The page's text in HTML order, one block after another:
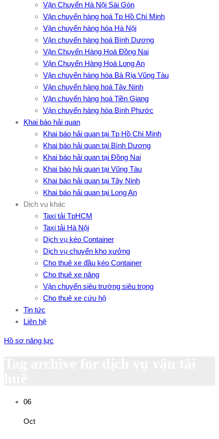
Vận Chuyển Hà Nội Sài Gòn
Vận chuyển hàng hoá Tp Hồ Chí Minh
Vận chuyển hàng hóa Hà Nội
Vận chuyển hàng hoá Bình Dương
Vận Chuyển Hàng Hoá Đồng Nai
Vận Chuyển Hàng Hoá Long An
Vận chuyển hàng hóa Bà Rịa Vũng Tàu
Vận chuyển hàng hoá Tây Ninh
Vận chuyển hàng hoá Tiền Giang
Vận chuyển hàng hóa Bình Phước
Khai báo hải quan
Khai báo hải quan tại Tp Hồ Chí Minh
Khai báo hải quan tại Bình Dương
Khai báo hải quan tại Đồng Nai
Khai báo hải quan tại Vũng Tàu
Khai báo hải quan tại Tây Ninh
Khai báo hải quan tại Long An
Dịch vụ khác
Taxi tải TpHCM
Taxi tải Hà Nội
Dịch vụ kéo Container
Dịch vụ chuyển kho xưởng
Cho thuê xe đầu kéo Container
Cho thuê xe nâng
Vận chuyển siêu trường siêu trọng
Cho thuê xe cứu hộ
Tin tức
Liên hệ
Hồ sơ năng lực
06
Oct